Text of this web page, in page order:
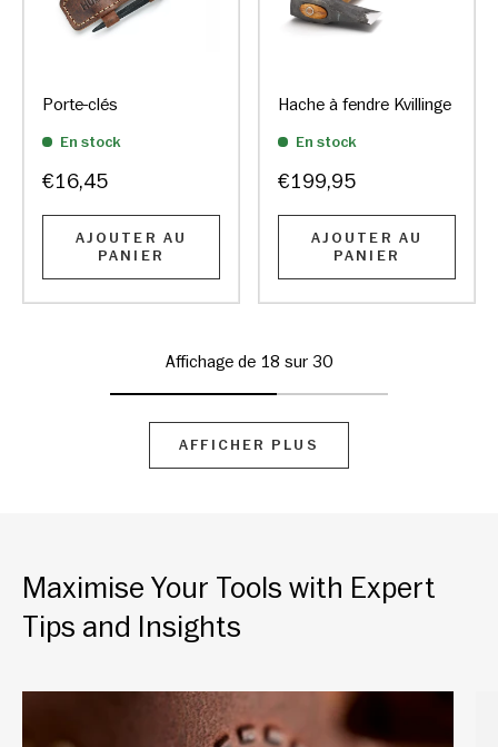
Porte-clés
En stock
€16,45
AJOUTER AU
PANIER
Hache à fendre Kvillinge
En stock
€199,95
AJOUTER AU
PANIER
Affichage de 18 sur 30
AFFICHER PLUS
Maximise Your Tools with Expert
Tips and Insights